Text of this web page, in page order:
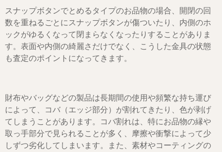
スナップボタンでとめるタイプのお品物の場合、開閉の回
数を重ねるごとにスナップボタンが傷ついたり、内側のホ
ックがゆるくなって閉まらなくなったりすることがありま
す。表面や内側の綺麗さだけでなく、こうした金具の状態
も査定のポイントになってきます。
財布やバッグなどの製品は長期間の使用や頻繁な持ち運び
によって、コバ（エッジ部分）が割れてきたり、色が剥げ
てしまうことがあります。コバ割れは、特にお品物の縁や
取っ手部分で見られることが多く、摩擦や衝撃によって少
しずつ劣化してしまいます。また、素材やコーティングの